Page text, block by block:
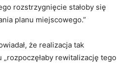
rozstrzygnięcie stałoby się
planu miejscowego.”
że realizacja tak
rewitalizację tego